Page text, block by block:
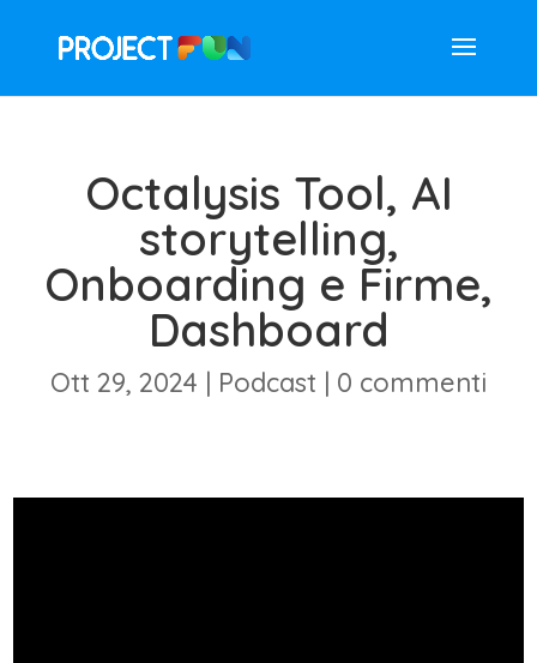
Octalysis Tool, AI
storytelling,
Onboarding e Firme,
Dashboard
Ott 29, 2024 | Podcast | 0 commenti